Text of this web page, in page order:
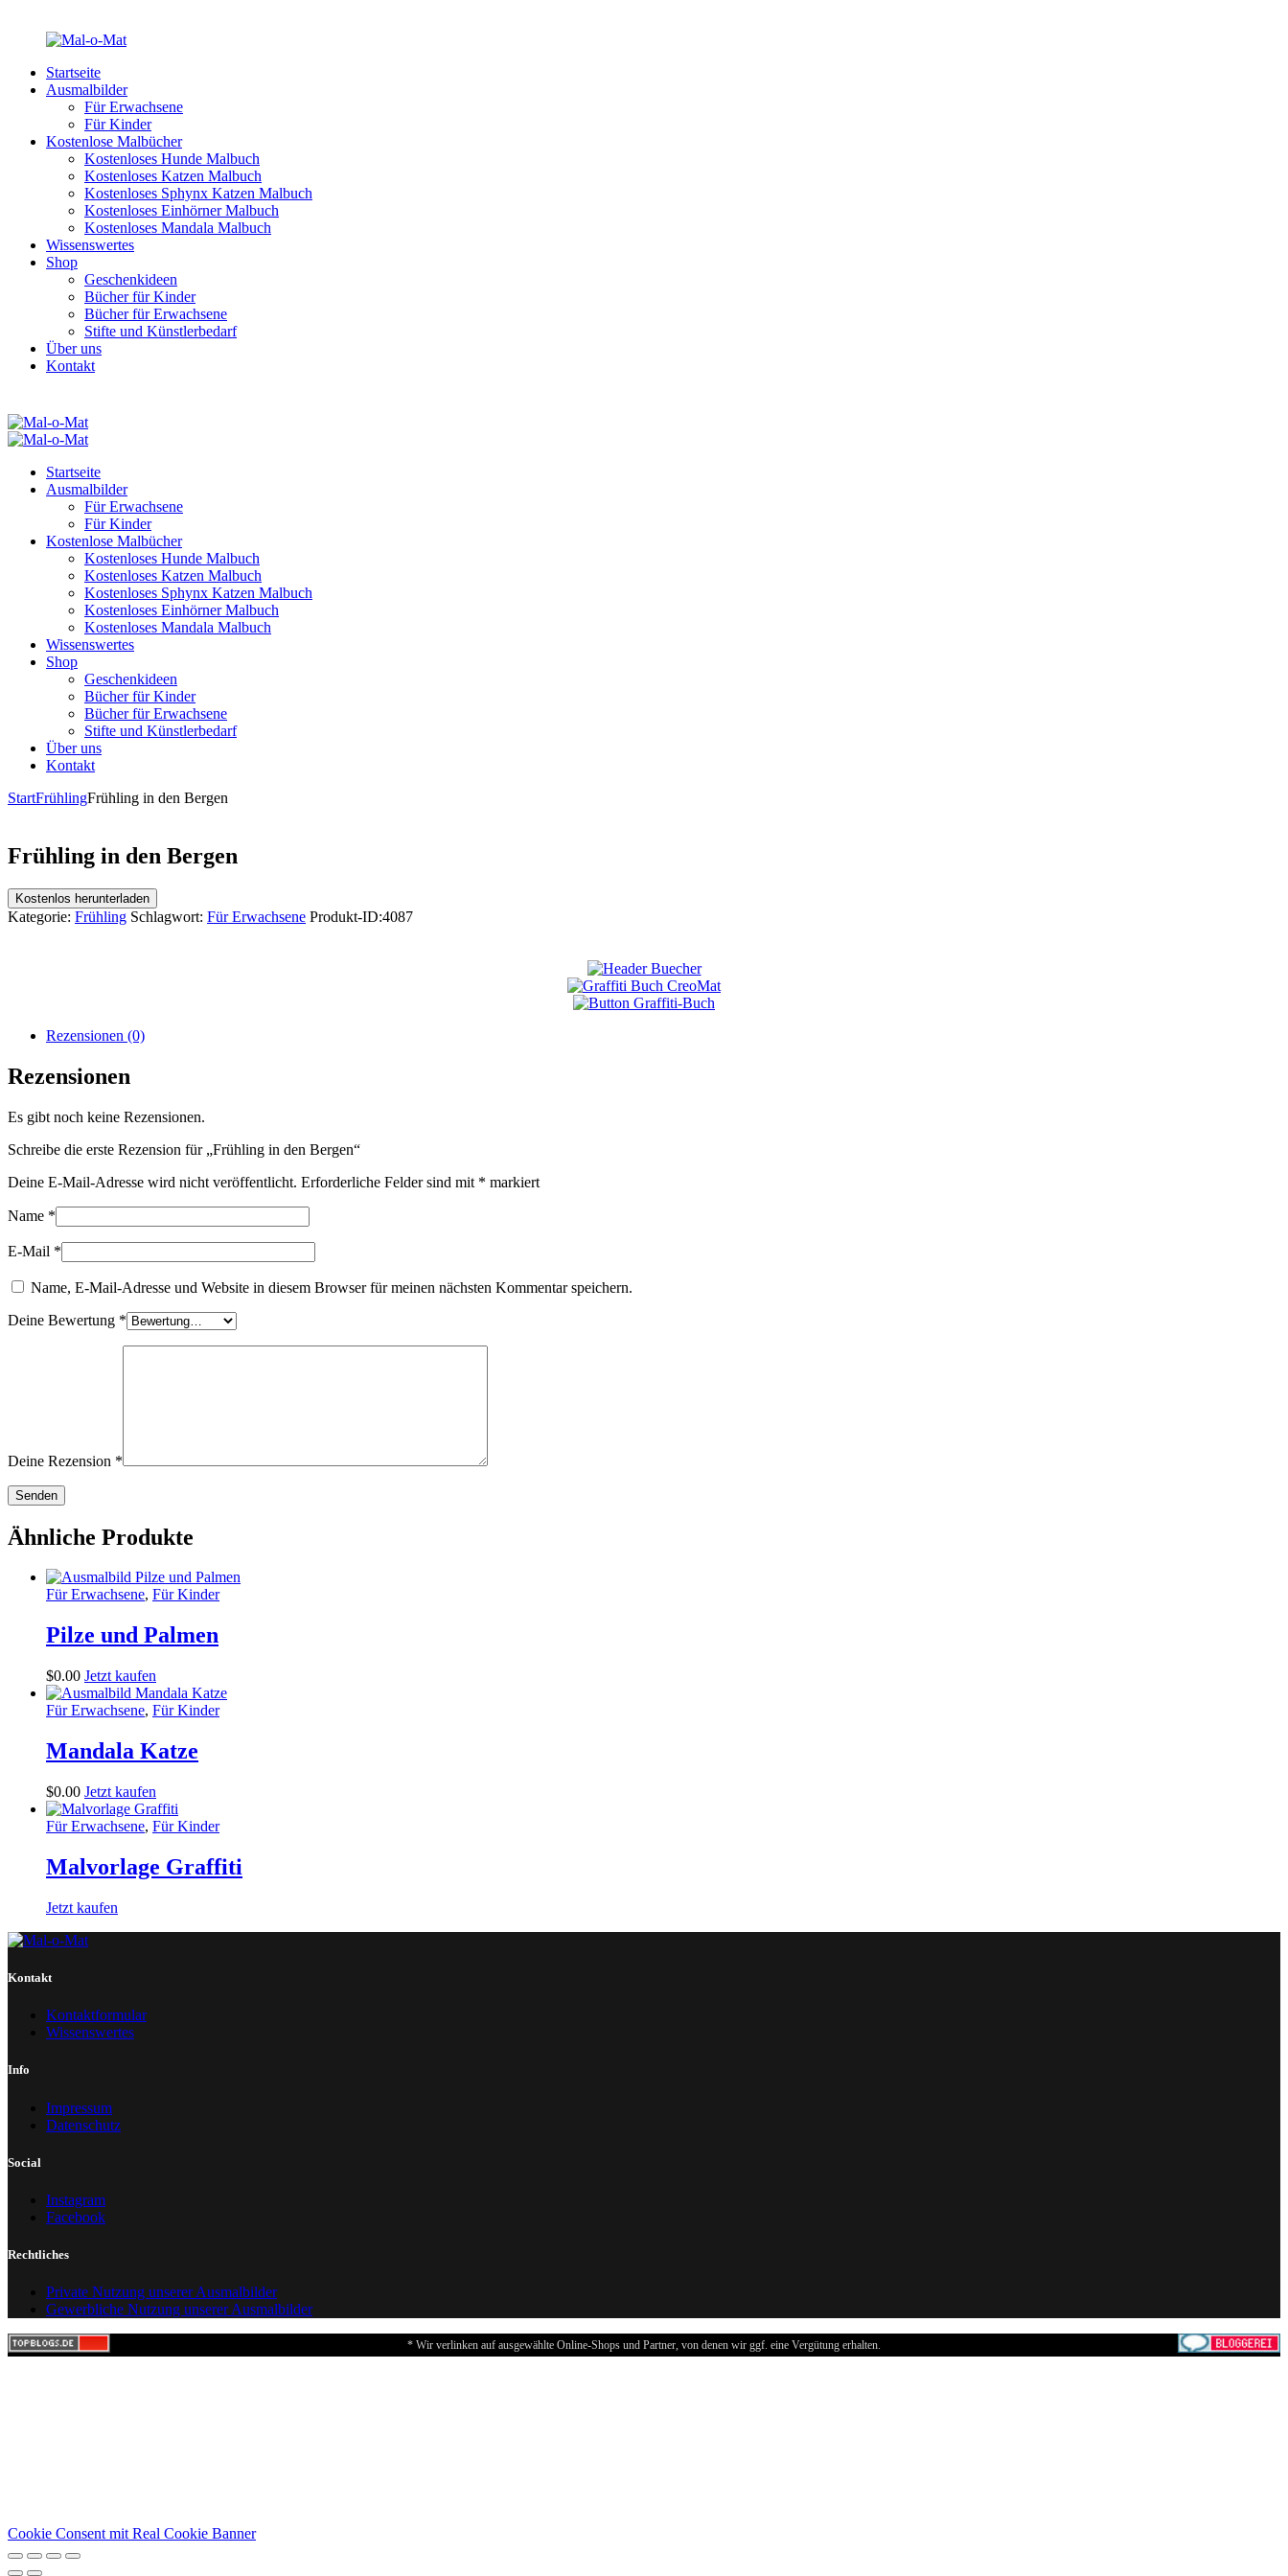
Startseite
Ausmalbilder
Für Erwachsene
Für Kinder
Kostenlose Malbücher
Kostenloses Hunde Malbuch
Kostenloses Katzen Malbuch
Kostenloses Sphynx Katzen Malbuch
Kostenloses Einhörner Malbuch
Kostenloses Mandala Malbuch
Wissenswertes
Shop
Geschenkideen
Bücher für Kinder
Bücher für Erwachsene
Stifte und Künstlerbedarf
Über uns
Kontakt
Startseite
Ausmalbilder
Für Erwachsene
Für Kinder
Kostenlose Malbücher
Kostenloses Hunde Malbuch
Kostenloses Katzen Malbuch
Kostenloses Sphynx Katzen Malbuch
Kostenloses Einhörner Malbuch
Kostenloses Mandala Malbuch
Wissenswertes
Shop
Geschenkideen
Bücher für Kinder
Bücher für Erwachsene
Stifte und Künstlerbedarf
Über uns
Kontakt
StartFrühlingFrühling in den Bergen
Frühling in den Bergen
Kostenlos herunterladen
Kategorie: Frühling Schlagwort: Für Erwachsene Produkt-ID:4087
Rezensionen (0)
Rezensionen
Es gibt noch keine Rezensionen.
Schreibe die erste Rezension für „Frühling in den Bergen“
Deine E-Mail-Adresse wird nicht veröffentlicht. Erforderliche Felder sind mit * markiert
Name *
E-Mail *
Name, E-Mail-Adresse und Website in diesem Browser für meinen nächsten Kommentar speichern.
Deine Bewertung *
Deine Rezension *
Ähnliche Produkte
Für Erwachsene, Für Kinder
Pilze und Palmen
$0.00 Jetzt kaufen
Für Erwachsene, Für Kinder
Mandala Katze
$0.00 Jetzt kaufen
Für Erwachsene, Für Kinder
Malvorlage Graffiti
Jetzt kaufen
Kontakt
Kontaktformular
Wissenswertes
Info
Impressum
Datenschutz
Social
Instagram
Facebook
Rechtliches
Private Nutzung unserer Ausmalbilder
Gewerbliche Nutzung unserer Ausmalbilder
* Wir verlinken auf ausgewählte Online-Shops und Partner, von denen wir ggf. eine Vergütung erhalten.
Cookie Consent mit Real Cookie Banner